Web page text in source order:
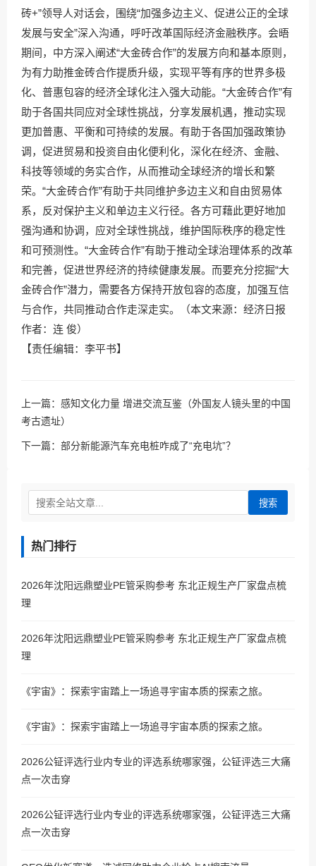
砖+”领导人对话会，围绕“加强多边主义、促进公正的全球
发展与安全”深入沟通，呼吁改革国际经济金融秩序。会晤
期间，中方深入阐述“大金砖合作”的发展方向和基本原则，
为有力助推金砖合作提质升级，实现平等有序的世界多极
化、普惠包容的经济全球化注入强大动能。“大金砖合作”有
助于各国共同应对全球性挑战，分享发展机遇，推动实现
更加普惠、平衡和可持续的发展。有助于各国加强政策协
调，促进贸易和投资自由化便利化，深化在经济、金融、
科技等领域的务实合作，从而推动全球经济的增长和繁
荣。“大金砖合作”有助于共同维护多边主义和自由贸易体
系，反对保护主义和单边主义行径。各方可藉此更好地加
强沟通和协调，应对全球性挑战，维护国际秩序的稳定性
和可预测性。“大金砖合作”有助于推动全球治理体系的改革
和完善，促进世界经济的持续健康发展。而要充分挖掘“大
金砖合作”潜力，需要各方保持开放包容的态度，加强互信
与合作，共同推动合作走深走实。（本文来源：经济日报
作者：连 俊）
【责任编辑：李平书】
上一篇： 感知文化力量 增进交流互鉴（外国友人镜头里的中国
考古遗址）
下一篇： 部分新能源汽车充电桩咋成了“充电坑”？
搜索
热门排行
2026年沈阳远鼎塑业PE管采购参考 东北正规生产厂家盘点梳
理
2026年沈阳远鼎塑业PE管采购参考 东北正规生产厂家盘点梳
理
《宇宙》：探索宇宙踏上一场追寻宇宙本质的探索之旅。
《宇宙》：探索宇宙踏上一场追寻宇宙本质的探索之旅。
2026公钲评选行业内专业的评选系统哪家强，公钲评选三大痛
点一次击穿
2026公钲评选行业内专业的评选系统哪家强，公钲评选三大痛
点一次击穿